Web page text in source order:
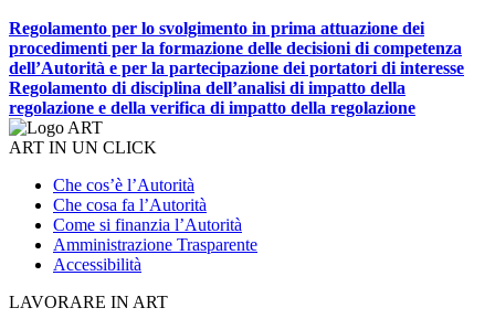
Regolamento per lo svolgimento in prima attuazione dei
procedimenti per la formazione delle decisioni di competenza
dell’Autorità e per la partecipazione dei portatori di interesse
Regolamento di disciplina dell’analisi di impatto della
regolazione e della verifica di impatto della regolazione
ART IN UN CLICK
Che cos’è l’Autorità
Che cosa fa l’Autorità
Come si finanzia l’Autorità
Amministrazione Trasparente
Accessibilità
LAVORARE IN ART